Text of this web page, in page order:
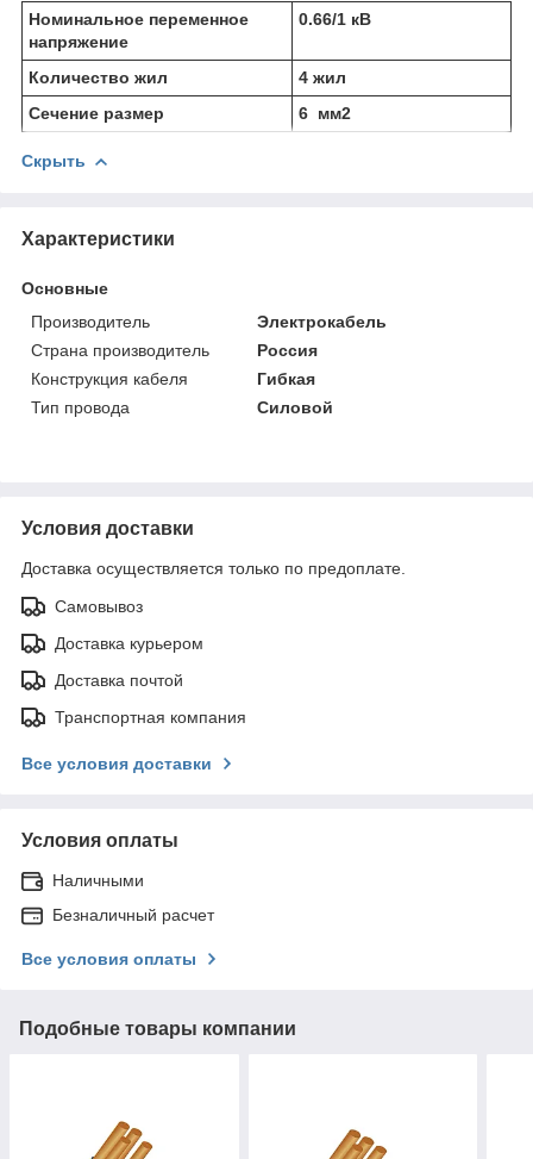
Номинальное переменное
напряжение
0.66/1 кВ
Количество жил
4 жил
Сечение размер
6 мм2
Скрыть
Характеристики
Основные
Производитель
Электрокабель
Страна производитель
Россия
Конструкция кабеля
Гибкая
Тип провода
Силовой
Условия доставки
Доставка осуществляется только по предоплате.
Самовывоз
Доставка курьером
Доставка почтой
Транспортная компания
Все условия доставки
Условия оплаты
Наличными
Безналичный расчет
Все условия оплаты
Подобные товары компании